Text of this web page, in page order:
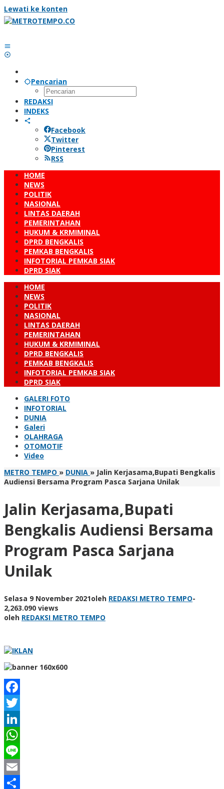
Lewati ke konten
Pencarian
REDAKSI
INDEKS
Facebook
Twitter
Pinterest
RSS
HOME
NEWS
POLITIK
NASIONAL
LINTAS DAERAH
PEMERINTAHAN
HUKUM & KRMIMINAL
DPRD BENGKALIS
PEMKAB BENGKALIS
INFOTORIAL PEMKAB SIAK
DPRD SIAK
HOME
NEWS
POLITIK
NASIONAL
LINTAS DAERAH
PEMERINTAHAN
HUKUM & KRMIMINAL
DPRD BENGKALIS
PEMKAB BENGKALIS
INFOTORIAL PEMKAB SIAK
DPRD SIAK
GALERI FOTO
INFOTORIAL
DUNIA
Galeri
OLAHRAGA
OTOMOTIF
Video
METRO TEMPO » DUNIA » Jalin Kerjasama,Bupati Bengkalis
Audiensi Bersama Program Pasca Sarjana Unilak
Jalin Kerjasama,Bupati
Bengkalis Audiensi Bersama
Program Pasca Sarjana
Unilak
Selasa 9 November 2021oleh REDAKSI METRO TEMPO-
2,263.090 views
oleh REDAKSI METRO TEMPO
Facebook
Twitter
LinkedIn
WhatsApp
Line
Email